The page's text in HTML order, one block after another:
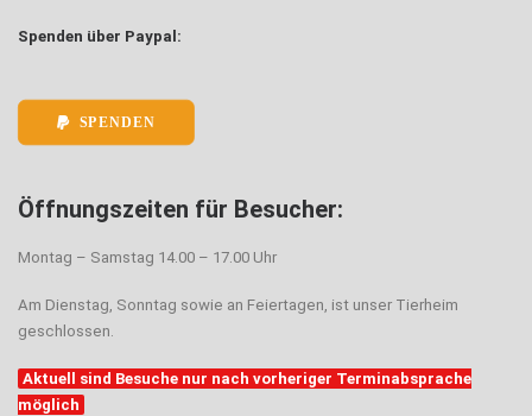
Spenden über Paypal:
SPENDEN
Öffnungszeiten für Besucher:
Montag – Samstag 14.00 – 17.00 Uhr
Am Dienstag, Sonntag sowie an Feiertagen, ist unser Tierheim
geschlossen.
Aktuell sind Besuche nur nach vorheriger Terminabsprache
möglich